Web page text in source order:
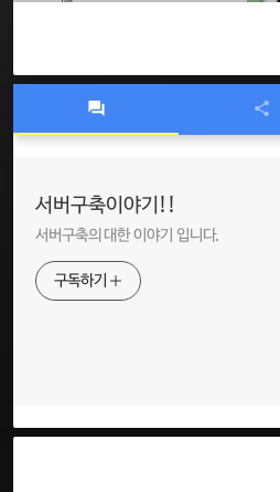
서버구축이야기!!
서버구축의 대한 이야기 입니다.
구독하기